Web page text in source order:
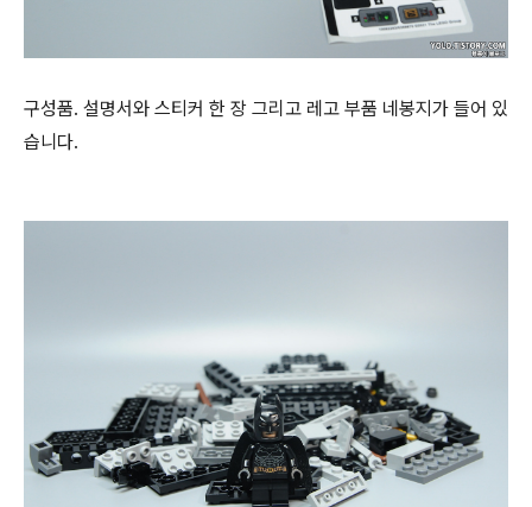
구성품. 설명서와 스티커 한 장 그리고 레고 부품 네봉지가 들어 있
습니다.